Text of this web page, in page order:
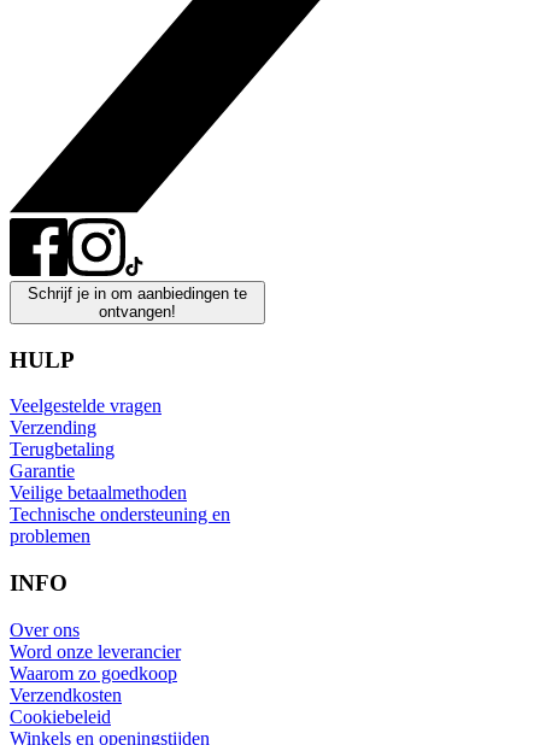
Schrijf je in om aanbiedingen te
ontvangen!
HULP
Veelgestelde vragen
Verzending
Terugbetaling
Garantie
Veilige betaalmethoden
Technische ondersteuning en
problemen
INFO
Over ons
Word onze leverancier
Waarom zo goedkoop
Verzendkosten
Cookiebeleid
Winkels en openingstijden